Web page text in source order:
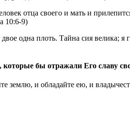
отца своего и мать и
10:6-9)
двое одна плоть. Тайна сия
бы отражали Его славу
землю, и обладайте ею, и